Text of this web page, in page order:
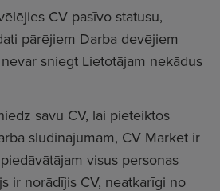
CV pasīvo statusu,
pārējiem Darba devējiem
sniegt Lietotājam nekādus
savu CV, lai pieteiktos
sludinājumam, CV Market ir
visus personas
ir norādījis CV, neatkarīgi no